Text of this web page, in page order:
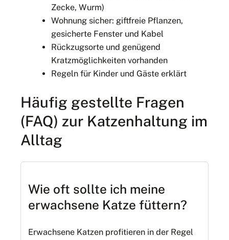
Zecke, Wurm)
Wohnung sicher: giftfreie Pflanzen,
gesicherte Fenster und Kabel
Rückzugsorte und genügend
Kratzmöglichkeiten vorhanden
Regeln für Kinder und Gäste erklärt
Häufig gestellte Fragen
(FAQ) zur Katzenhaltung im
Alltag
Wie oft sollte ich meine
erwachsene Katze füttern?
Erwachsene Katzen profitieren in der Regel